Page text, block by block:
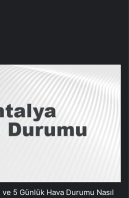
5 Günlük Hava Durumu Nasıl